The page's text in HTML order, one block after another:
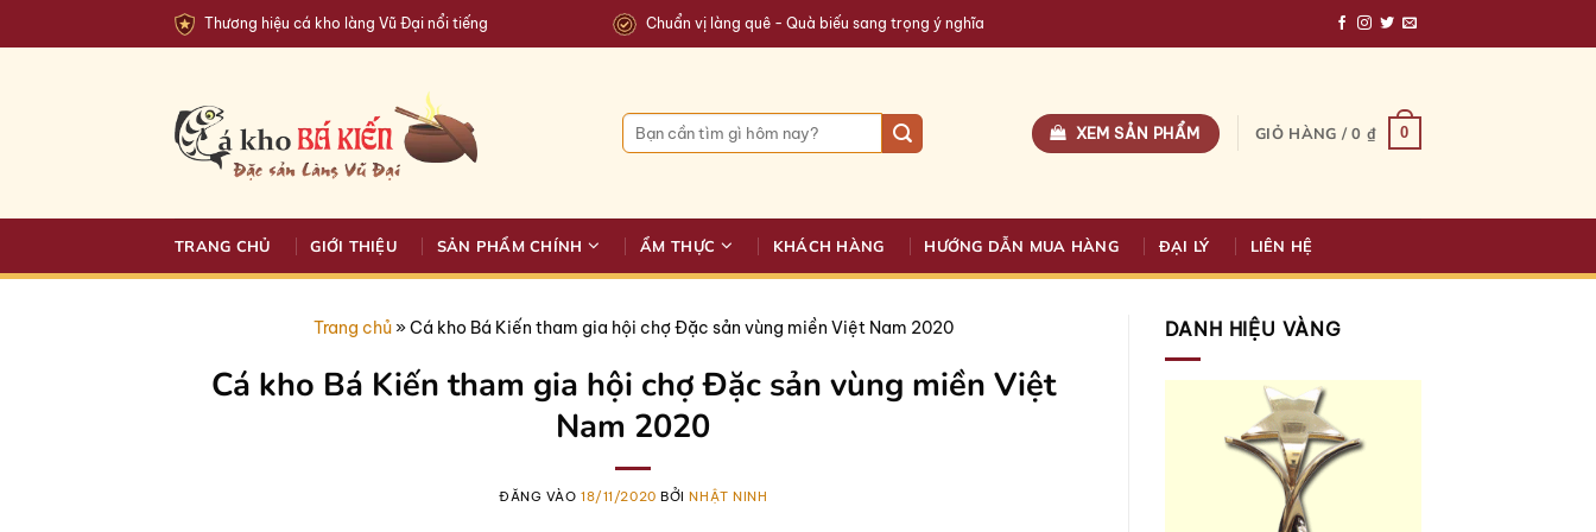
qua
Thương hiệu cá kho làng Vũ Đại nổi tiếng Chuẩn vị làng quê - Quà biếu sang trọng ý nghĩa
Tìm
kiếm:
XEM SẢN PHẨM GIỎ HÀNG /0 ₫ 0
TRANG CHỦ GIỚI THIỆU SẢN PHẨM CHÍNH ẨM THỰC KHÁCH HÀNG HƯỚNG DẪN MUA HÀNG ĐẠI LÝ LIÊN HỆ
Trang chủ»Cá kho Bá Kiến tham gia hội chợ Đặc sản vùng miền Việt Nam 2020
Cá kho Bá Kiến tham gia hội chợ Đặc sản vùng miền Việt
Nam 2020
ĐĂNG VÀO18/11/2020 BỞINHẬT NINH
DANH HIỆU VÀNG